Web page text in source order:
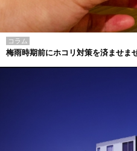
コラム
梅雨時期前にホコリ対策を済ませま